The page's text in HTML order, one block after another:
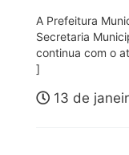
A Prefeitura
Secretaria
continua com o
]
13 de